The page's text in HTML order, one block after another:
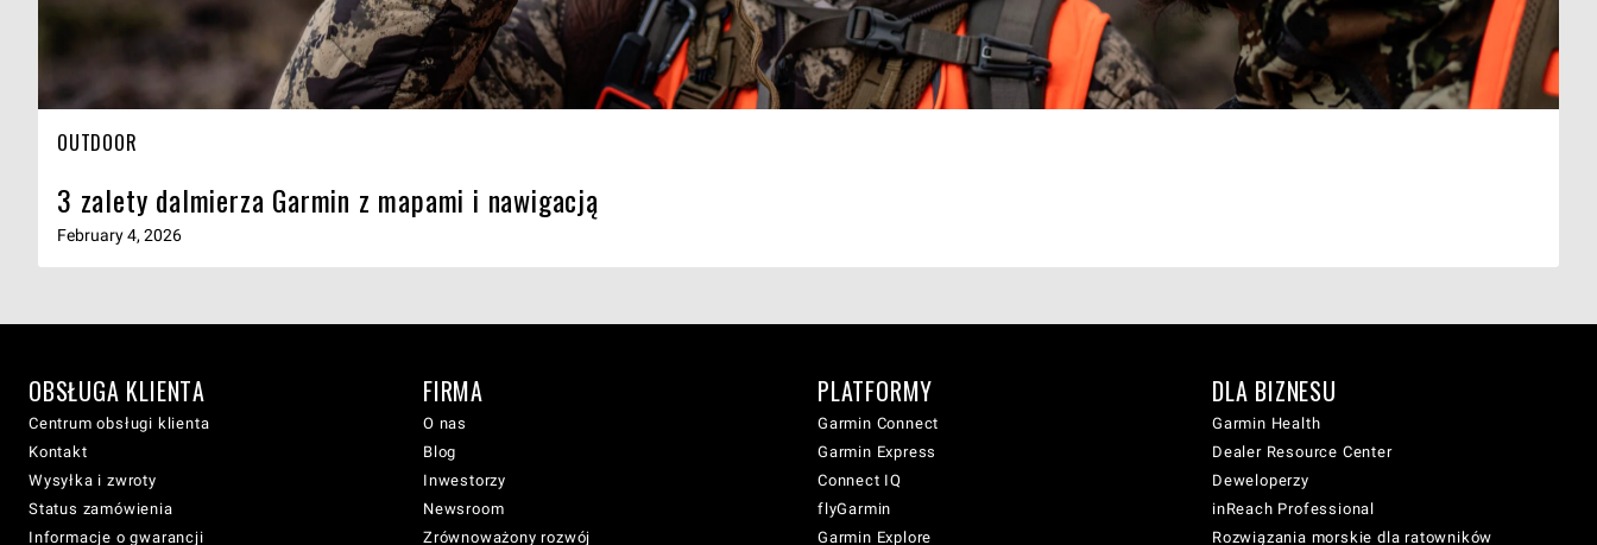
OUTDOOR
3 zalety dalmierza Garmin z mapami i nawigacją
February 4, 2026
OBSŁUGA KLIENTA
Centrum obsługi klienta
Kontakt
Wysyłka i zwroty
Status zamówienia
Informacje o gwarancji
FIRMA
O nas
Blog
Inwestorzy
Newsroom
Zrównoważony rozwój
PLATFORMY
Garmin Connect
Garmin Express
Connect IQ
flyGarmin
Garmin Explore
DLA BIZNESU
Garmin Health
Dealer Resource Center
Deweloperzy
inReach Professional
Rozwiązania morskie dla ratowników